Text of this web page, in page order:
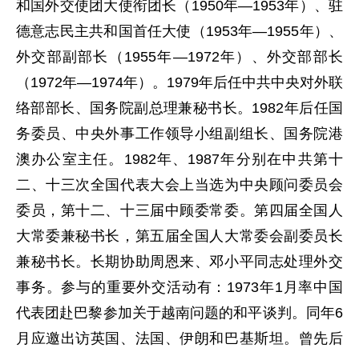
和国外交使团大使衔团长（ 1950年—1953年 ）、驻
德意志民主共和国首任大使（ 1953年—1955年）、
外交部副部长（ 1955年—1972年 ）、外交部部长
（ 1972年—1974年）。1979年后任中共中央对外联
络部部长、国务院副总理兼秘书长。1982年后任国
务委员、中央外事工作领导小组副组长、国务院港
澳办公室主任。1982年、1987年分别在中共第十
二、十三次全国代表大会上当选为中央顾问委员会
委员，第十二、十三届中顾委常委。第四届全国人
大常委兼秘书长，第五届全国人大常委会副委员长
兼秘书长。长期协助周恩来、邓小平同志处理外交
事务。参与的重要外交活动有：1973年1月率中国
代表团赴巴黎参加关于越南问题的和平谈判。同年6
月应邀出访英国、法国、伊朗和巴基斯坦。曾先后